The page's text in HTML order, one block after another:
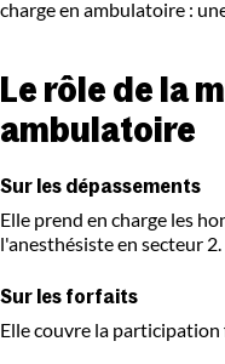
charge en ambulatoire :
Le rôle de la
ambulatoire
Sur les dépassements
Elle prend en charge les
l'anesthésiste en secteur 2.
Sur les forfaits
Elle couvre la